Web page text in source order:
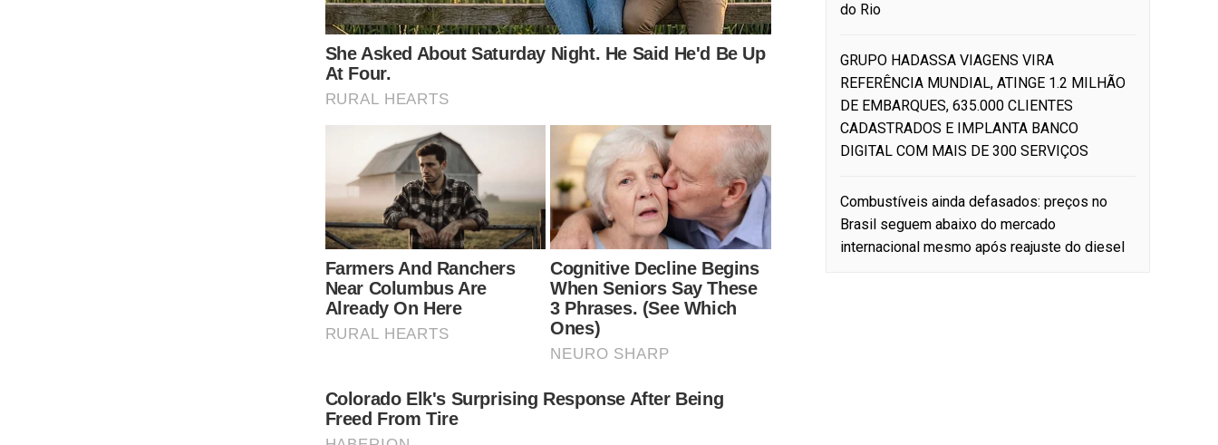
do Rio
GRUPO HADASSA VIAGENS VIRA
REFERÊNCIA MUNDIAL, ATINGE 1.2 MILHÃO
DE EMBARQUES, 635.000 CLIENTES
CADASTRADOS E IMPLANTA BANCO
DIGITAL COM MAIS DE 300 SERVIÇOS
Combustíveis ainda defasados: preços no
Brasil seguem abaixo do mercado
internacional mesmo após reajuste do diesel